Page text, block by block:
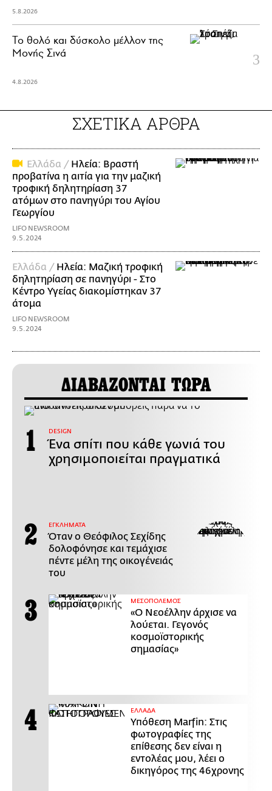
5.8.2026
Το θολό και δύσκολο μέλλον της
Μονής Σινά
4.8.2026
ΣΧΕΤΙΚΑ ΑΡΘΡΑ
Ελλάδα / Ηλεία: Βραστή
προβατίνα η αιτία για την μαζική
τροφική δηλητηρίαση 37
ατόμων στο πανηγύρι του Αγίου
Γεωργίου
LIFO NEWSROOM
9.5.2024
Ελλάδα / Ηλεία: Μαζική τροφική
δηλητηρίαση σε πανηγύρι - Στο
Κέντρο Υγείας διακομίστηκαν 37
άτομα
LIFO NEWSROOM
9.5.2024
ΔΙΑΒΑΖΟΝΤΑΙ ΤΩΡΑ
DESIGN
Ένα σπίτι που κάθε γωνιά του
χρησιμοποιείται πραγματικά
ΕΓΚΛΗΜΑΤΑ
Όταν ο Θεόφιλος Σεχίδης
δολοφόνησε και τεμάχισε
πέντε μέλη της οικογένειάς
του
ΜΕΣΟΠΟΛΕΜΟΣ
«Ο Νεοέλλην άρχισε να
λούεται. Γεγονός
κοσμοϊστορικής
σημασίας»
ΕΛΛΑΔΑ
Υπόθεση Marfin: Στις
φωτογραφίες της
επίθεσης δεν είναι η
εντολέας μου, λέει ο
δικηγόρος της 46χρονης